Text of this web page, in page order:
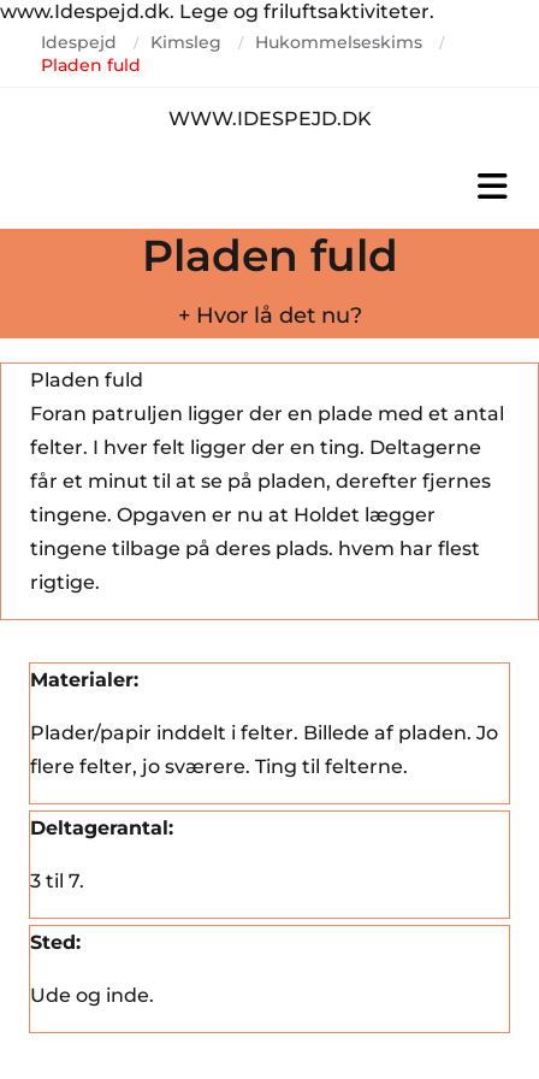
www.Idespejd.dk. Lege og friluftsaktiviteter.
Idespejd / Kimsleg / Hukommelseskims /
Pladen fuld
WWW.IDESPEJD.DK
Pladen fuld
+ Hvor lå det nu?
Pladen fuld
Foran patruljen ligger der en plade med et antal
felter. I hver felt ligger der en ting. Deltagerne
får et minut til at se på pladen, derefter fjernes
tingene. Opgaven er nu at Holdet lægger
tingene tilbage på deres plads. hvem har flest
rigtige.
Materialer:
Plader/papir inddelt i felter. Billede af pladen. Jo
flere felter, jo sværere. Ting til felterne.
Deltagerantal:
3 til 7.
Sted:
Ude og inde.